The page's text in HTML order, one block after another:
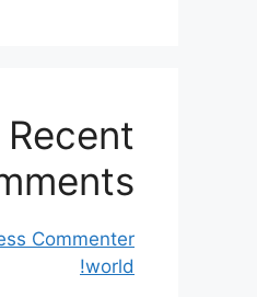
Recent
Commenter
world!